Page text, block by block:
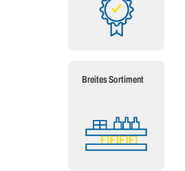
Breites Sortiment